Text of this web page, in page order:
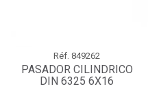
Réf. 849262
PASADOR CILINDRICO
DIN 6325 6X16